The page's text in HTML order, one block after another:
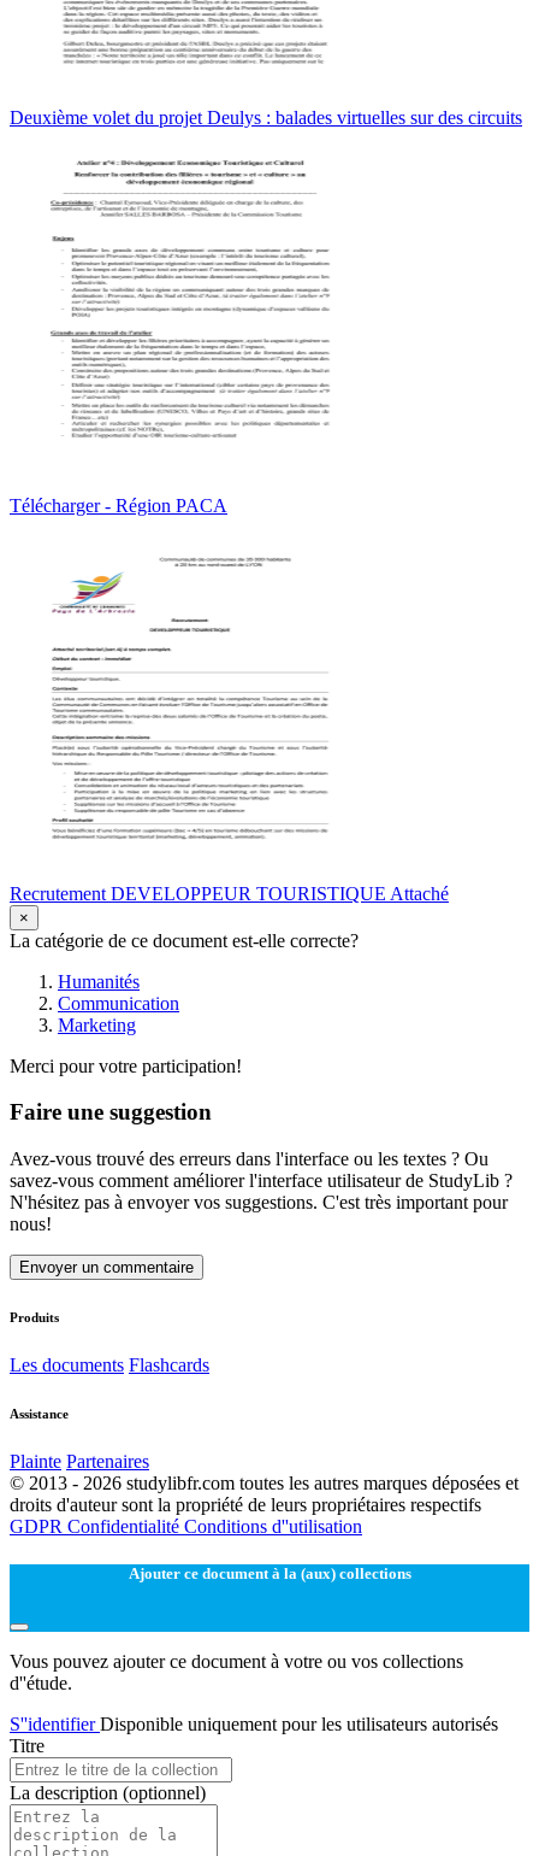
Deuxième volet du projet Deulys : balades virtuelles sur des circuits
Télécharger - Région PACA
Recrutement DEVELOPPEUR TOURISTIQUE Attaché
×
La catégorie de ce document est-elle correcte?
Humanités
Communication
Marketing
Merci pour votre participation!
Faire une suggestion
Avez-vous trouvé des erreurs dans l'interface ou les textes ? Ou
savez-vous comment améliorer l'interface utilisateur de StudyLib ?
N'hésitez pas à envoyer vos suggestions. C'est très important pour
nous!
Envoyer un commentaire
Produits
Les documents Flashcards
Assistance
Plainte Partenaires
© 2013 - 2026 studylibfr.com toutes les autres marques déposées et
droits d'auteur sont la propriété de leurs propriétaires respectifs
GDPR Confidentialité Conditions d''utilisation
Ajouter ce document à la (aux) collections
Vous pouvez ajouter ce document à votre ou vos collections
d''étude.
S''identifierDisponible uniquement pour les utilisateurs autorisés
Titre
La description (optionnel)